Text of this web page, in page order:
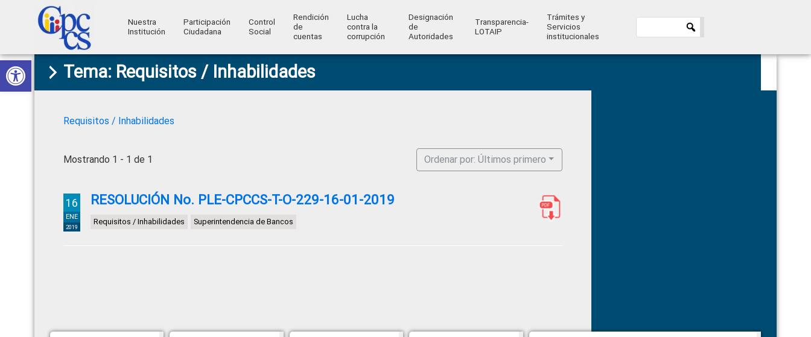
Abrir barra de herramientas
Skip
to
primary
Skip
to
main
Skip
to
primary
Skip
to
footer
Consejo
de
Ciudadana
Control
Construyendo
Poder
Ciudadano
Nuestra
Institución
Participación
Ciudadana
Control
Social
Rendición
de
cuentas
Lucha
contra la
corrupción
Designación
de
Autoridades
Transparencia-
LOTAIP
Trámites y
Servicios
institucionales
Tema: Requisitos / Inhabilidades
Requisitos / Inhabilidades
Mostrando 1 - 1 de 1 Ordenar por: Últimos primero
16
ENE
2019
RESOLUCIÓN No. PLE-CPCCS-T-O-229-16-01-2019
Requisitos / Inhabilidades Superintendencia de Bancos